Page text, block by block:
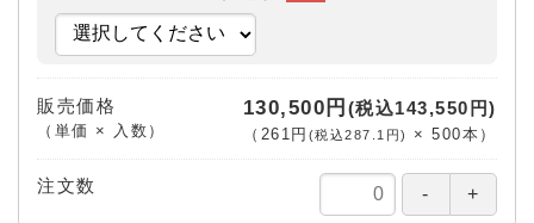
販売価格
（単価 × 入数）
130,500円(税込143,550円)
（ 261円 (税込287.1円) ×500本 ）
注文数